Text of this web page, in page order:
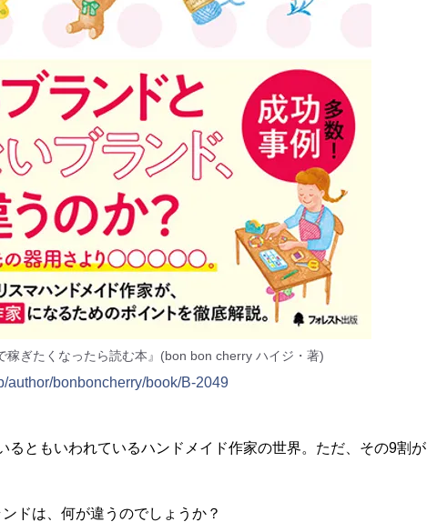
稼ぎたくなったら読む本』(bon bon cherry ハイジ・著)
author/bonboncherry/book/B-2049
るともいわれているハンドメイド作家の世界。ただ、その9割が
ドは、何が違うのでしょうか？